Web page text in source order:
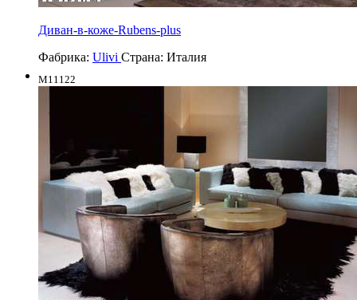
Диван-в-коже-Rubens-plus
Фабрика: Ulivi Страна: Италия
M11122